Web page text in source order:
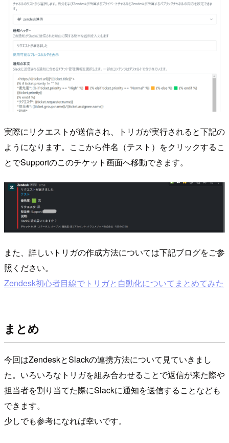
実際にリクエストが送信され、トリガが実行されると下記の
ようになります。ここから件名（テスト）をクリックするこ
とでSupportのこのチケット画面へ移動できます。
また、詳しいトリガの作成方法については下記ブログをご参
照ください。
Zendesk初心者目線でトリガと自動化についてまとめてみた
まとめ
今回はZendeskとSlackの連携方法について見ていきまし
た。いろいろなトリガを組み合わせることで返信が来た際や
担当者を割り当てた際にSlackに通知を送信することなども
できます。
少しでも参考になれば幸いです。